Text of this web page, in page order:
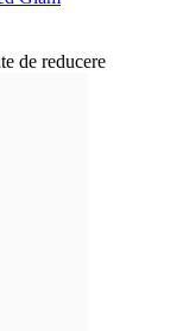
de reducere